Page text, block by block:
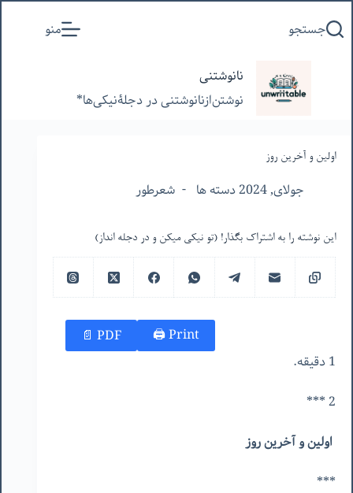
به
جستجو منو
نانوشتنی
نوشتن‌از‌نانوشتنی‌ در‌ دجلۀنیکی‌ها*
اولین و آخرین روز
جولای, 2024 دسته ها شعرطور
این نوشته را به اشتراک بگذار! (تو نیکی میکن و در دجله انداز)
Print 🖨
PDF 📄
1 دقیقه.
2 ***
اولین و آخرین روز
***